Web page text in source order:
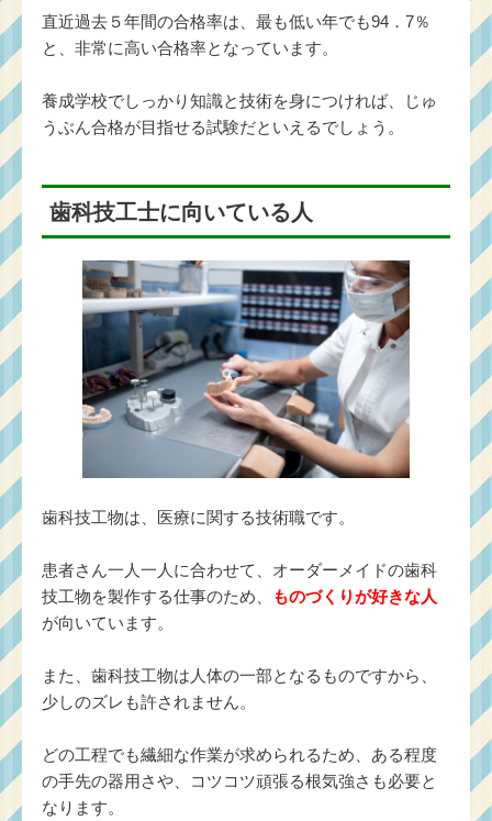
直近過去５年間の合格率は、最も低い年でも94．7％
と、非常に高い合格率となっています。
養成学校でしっかり知識と技術を身につければ、じゅ
うぶん合格が目指せる試験だといえるでしょう。
歯科技工士に向いている人
歯科技工物は、医療に関する技術職です。
患者さん一人一人に合わせて、オーダーメイドの歯科
技工物を製作する仕事のため、
ものづくりが好きな人
が向いています。
また、歯科技工物は人体の一部となるものですから、
少しのズレも許されません。
どの工程でも繊細な作業が求められるため、ある程度
の手先の器用さや、コツコツ頑張る根気強さも必要と
なります。